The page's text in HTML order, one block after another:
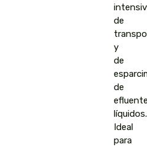
de
y
de
de
líquidos.
Ideal
para